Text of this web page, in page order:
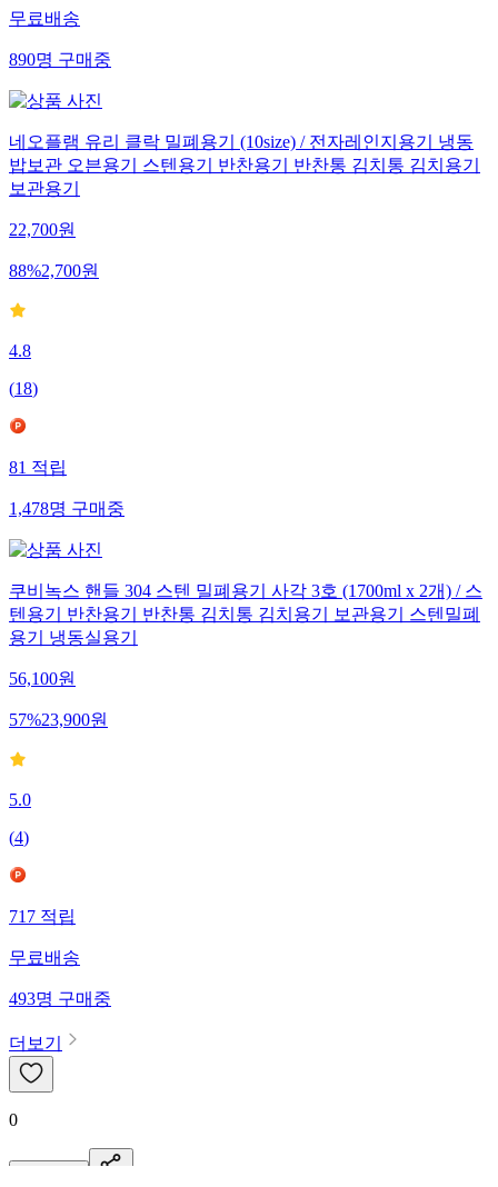
무료배송
890명구매중
네오플램 유리 클락 밀폐용기 (10size) / 전자레인지용기 냉동
밥보관 오븐용기 스텐용기 반찬용기 반찬통 김치통 김치용기
보관용기
22,700원
88%2,700원
4.8
(18)
81적립
1,478명구매중
쿠비녹스 핸들 304 스텐 밀폐용기 사각 3호 (1700ml x 2개) / 스
텐용기 반찬용기 반찬통 김치통 김치용기 보관용기 스텐밀폐
용기 냉동실용기
56,100원
57%23,900원
5.0
(4)
717적립
무료배송
493명구매중
더보기
0